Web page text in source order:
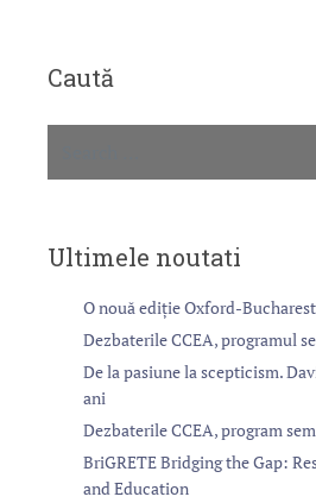
Caută
Ultimele noutati
O nouă ediție Oxford-
Dezbaterile CCEA, programul
De la pasiune la scepticism.
ani
Dezbaterile CCEA, program
BriGRETE Bridging the Gap:
and Education